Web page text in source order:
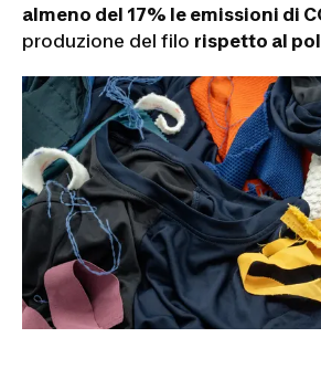
almeno del 17% le emissioni di
produzione del filo rispetto al